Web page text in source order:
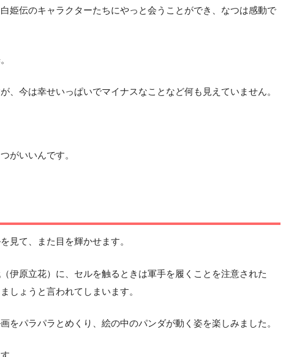
姫伝のキャラクターたちにやっと会うことができ、なつは感動で
、今は幸せいっぱいでマイナスなことなど何も見えていません。
がいいんです。
見て、また目を輝かせます。
伊原立花）に、セルを触るときは軍手を履くことを注意された
しょうと言われてしまいます。
をパラパラとめくり、絵の中のパンダが動く姿を楽しみました。
。